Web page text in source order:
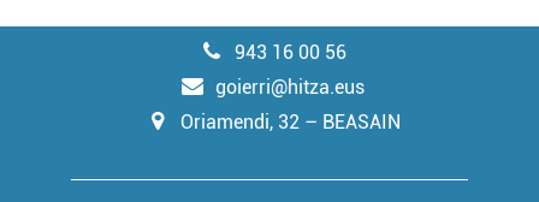
943 16 00 56
goierri@hitza.eus
Oriamendi, 32 – BEASAIN